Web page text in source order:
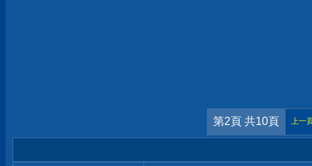
第2頁 共10頁 上一